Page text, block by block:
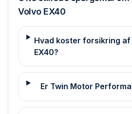
Volvo EX40
Hvad koster forsikring af
EX40?
Er Twin Motor